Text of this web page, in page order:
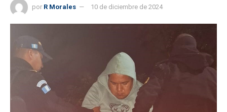
por R Morales 10 de diciembre de 2024